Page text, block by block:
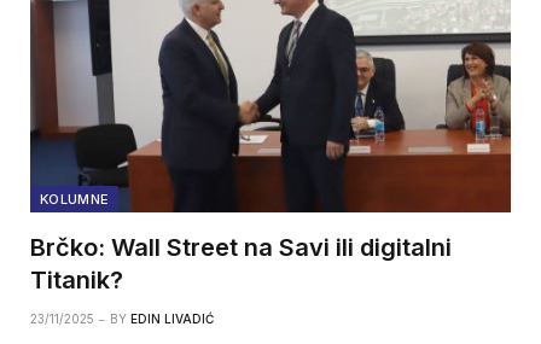
KOLUMNE
Brčko: Wall Street na Savi ili digitalni
Titanik?
23/11/2025 BY EDIN LIVADIĆ